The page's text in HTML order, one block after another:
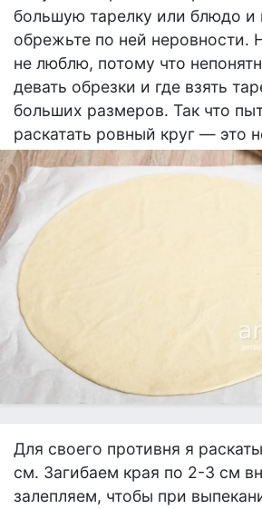
большую тарелку или блюдо и
обрежьте по ней неровности.
не люблю, потому что
девать обрезки и где взять
больших размеров. Так что
раскатать ровный круг — это
Для своего противня я
см. Загибаем края по 2-3 см
залепляем, чтобы при